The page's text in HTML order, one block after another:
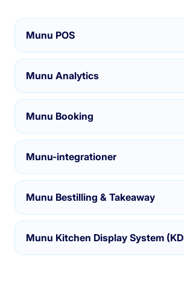
Munu POS
Munu Analytics
Munu Booking
Munu-integrationer
Munu Bestilling & Takeaway
Munu Kitchen Display System